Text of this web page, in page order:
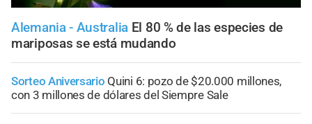
Alemania - Australia El 80 % de las especies de
mariposas se está mudando
Sorteo Aniversario Quini 6: pozo de $20.000 millones,
con 3 millones de dólares del Siempre Sale